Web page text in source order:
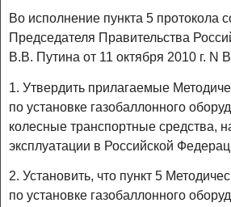
Во исполнение пункта 5 протокола
Председателя Правительства
В.В. Путина от 11 октября 2010 г. N
1. Утвердить прилагаемые
по установке газобаллонного
колесные транспортные средства,
эксплуатации в Российской
2. Установить, что пункт 5
по установке газобаллонного